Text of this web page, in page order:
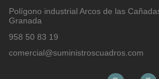
Polígono industrial Arcos de las
Granada
958 50 83 19
comercial@suministroscuadros.com